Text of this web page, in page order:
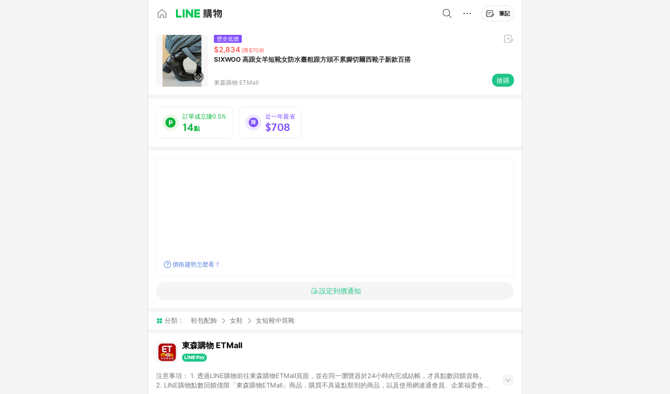
筆記
歷史低價
$2,834 (降$708)
SIXWOO 高跟女羊短靴女防水臺粗跟方頭不累腳切爾西靴子新款百搭
東森購物 ETMall 搶購
訂單成立賺0.5%
14點
近一年最省
$708
價格趨勢怎麼看？
設定到價通知
分類： 鞋包配飾 女鞋 女短靴中筒靴
東森購物 ETMall
注意事項： 1. 透過LINE購物前往東森購物ETMall頁面，並在同一瀏覽器於24小時內完成結帳，才具點數回饋資格。
2. LINE購物點數回饋僅限「東森購物ETMall」商品，購買不具返點類別的商品，以及使用網連通會員、企業福委會員